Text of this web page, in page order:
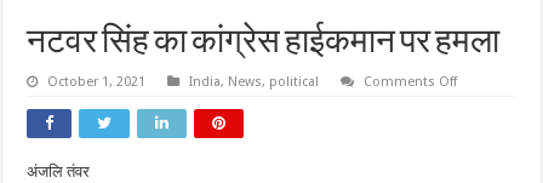
नटवर सिंह का कांग्रेस हाईकमान पर हमला
October 1, 2021 India, News, political Comments Offon
अंजलि तंवर